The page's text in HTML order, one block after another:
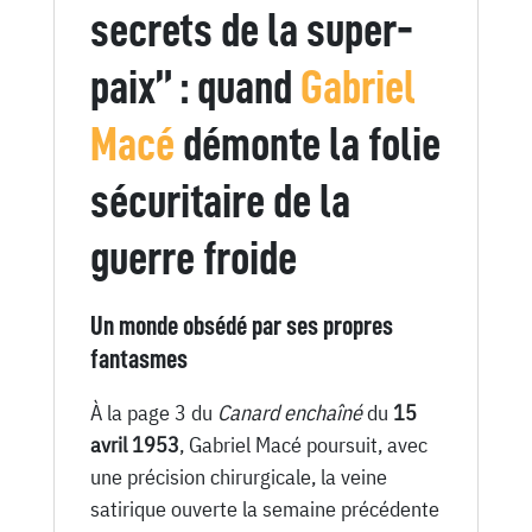
1953secrets de la super-
paix” : quand Gabriel
Macé démonte la folie
sécuritaire de la
guerre froide
Un monde obsédé par ses propres
fantasmes
À la page 3 du Canard enchaînédu 15
avril 1953, Gabriel Macé poursuit, avec
une précision chirurgicale, la veine
satirique ouverte la semaine précédente